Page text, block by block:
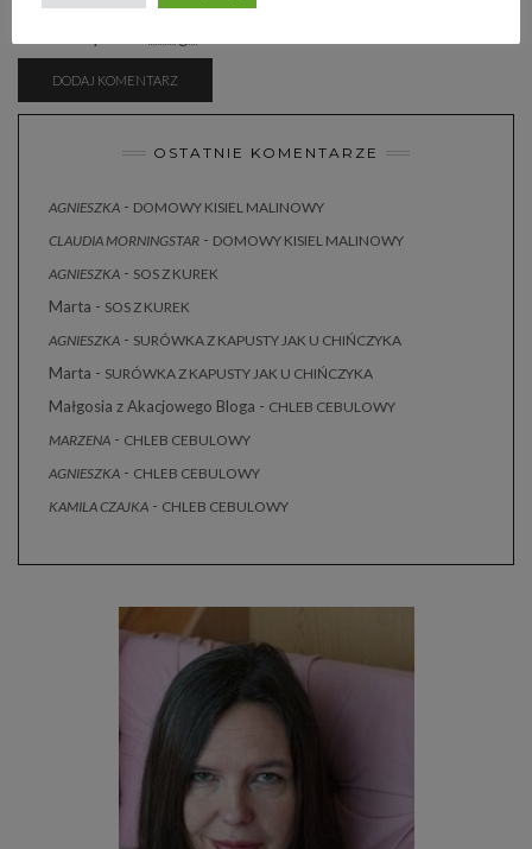
The maximum upload file size: 512 MB.
OSTATNIE KOMENTARZE
AGNIESZKA - DOMOWY KISIEL MALINOWY
CLAUDIA MORNINGSTAR - DOMOWY KISIEL MALINOWY
AGNIESZKA - SOS Z KUREK
Marta - SOS Z KUREK
AGNIESZKA - SURÓWKA Z KAPUSTY JAK U CHIŃCZYKA
Marta - SURÓWKA Z KAPUSTY JAK U CHIŃCZYKA
Małgosia z Akacjowego Bloga - CHLEB CEBULOWY
MARZENA - CHLEB CEBULOWY
AGNIESZKA - CHLEB CEBULOWY
KAMILA CZAJKA - CHLEB CEBULOWY